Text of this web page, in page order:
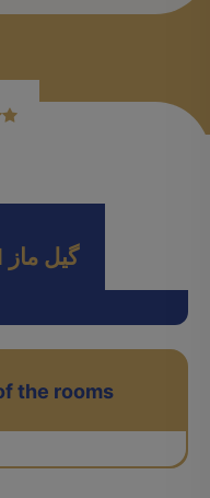
Possibilities Hotel گیل ماز
the rooms